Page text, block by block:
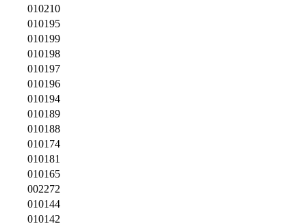
010210
010195
010199
010198
010197
010196
010194
010189
010188
010174
010181
010165
002272
010144
010142